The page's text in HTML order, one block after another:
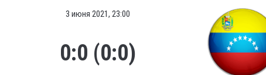
3 июня 2021, 23:00
0:0 (0:0)